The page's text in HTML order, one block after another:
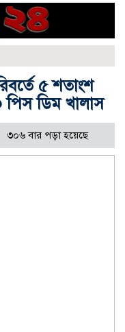
৫ শতাংশ
ডিম খালাস
৩০৬ বার পড়া হয়েছে